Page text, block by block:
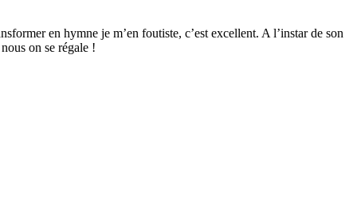
en hymne je m’en foutiste, c’est excellent. A l’instar de son
on se régale !